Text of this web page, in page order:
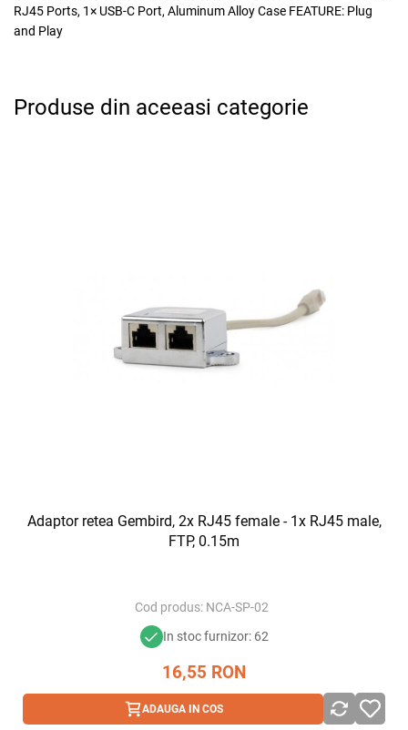
RJ45 Ports, 1× USB-C Port, Aluminum Alloy Case FEATURE: Plug
and Play
Produse din aceeasi categorie
Adaptor retea Gembird, 2x RJ45 female - 1x RJ45 male,
FTP, 0.15m
Cod produs: NCA-SP-02
In stoc furnizor: 62
16,55 RON
ADAUGA IN COS